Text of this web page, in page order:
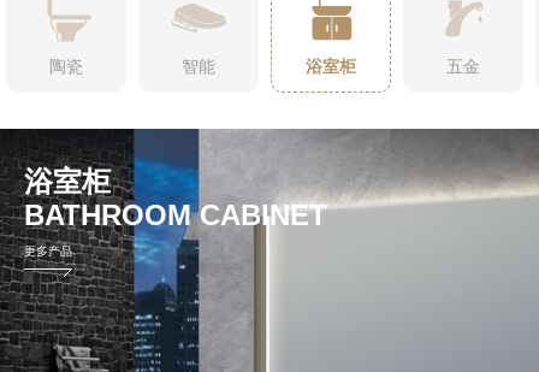
陶瓷 智能 浴室柜 五金
浴室柜
BATHROOM CABINET
更多产品